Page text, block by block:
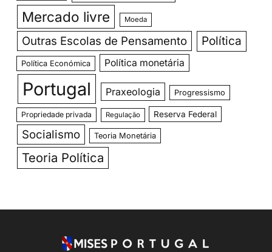
Mercado livre Moeda
Outras Escolas de Pensamento Política
Política Económica Política monetária
Portugal Praxeologia Progressismo
Propriedade privada Regulação Reserva Federal
Socialismo Teoria Monetária
Teoria Política